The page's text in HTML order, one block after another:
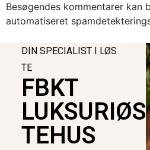
Besøgendes kommentarer kan
automatiseret
DIN SPECIALIST I LØS
TE
FBKT
TEHUS